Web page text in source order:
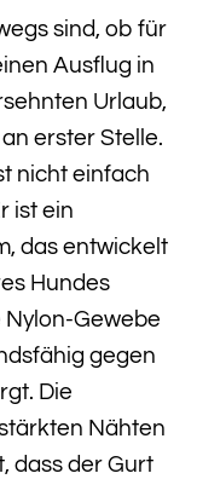
sind, ob für
Ausflug in
Urlaub,
erster Stelle.
nicht einfach
ist ein
das entwickelt
Hundes
Gewebe
gegen
Die
Nähten
dass der Gurt